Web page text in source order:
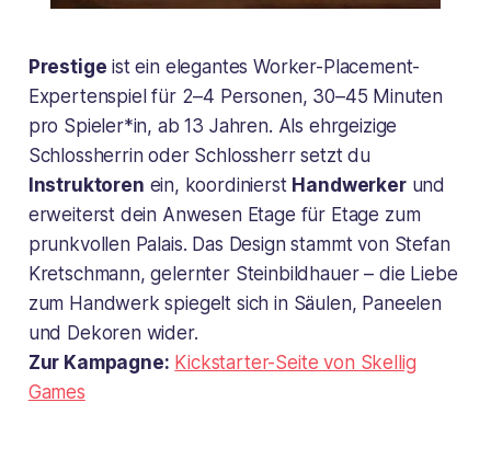
Prestige ist ein elegantes Worker-Placement-
Expertenspiel für 2–4 Personen, 30–45 Minuten
pro Spieler*in, ab 13 Jahren. Als ehrgeizige
Schlossherrin oder Schlossherr setzt du
Instruktoren ein, koordinierst Handwerkerund
erweiterst dein Anwesen Etage für Etage zum
prunkvollen Palais. Das Design stammt von Stefan
Kretschmann, gelernter Steinbildhauer – die Liebe
zum Handwerk spiegelt sich in Säulen, Paneelen
und Dekoren wider.
Zur Kampagne: Kickstarter-Seite von Skellig
Games